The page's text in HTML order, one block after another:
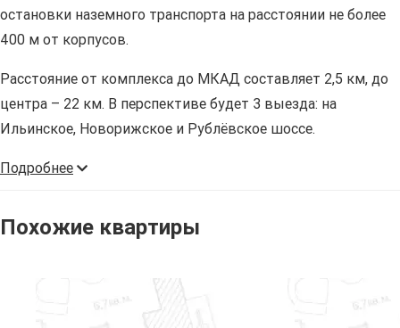
остановки наземного транспорта на расстоянии не более
400 м от корпусов.
Расстояние от комплекса до МКАД составляет 2,5 км, до
центра – 22 км. В перспективе будет 3 выезда: на
Ильинское, Новорижское и Рублёвское шоссе.
Подробнее
Похожие квартиры